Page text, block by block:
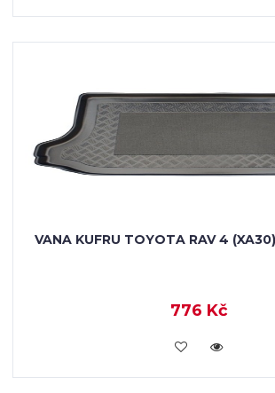
VANA KUFRU TOYOTA RAV 4
776 Kč
KOUPIT